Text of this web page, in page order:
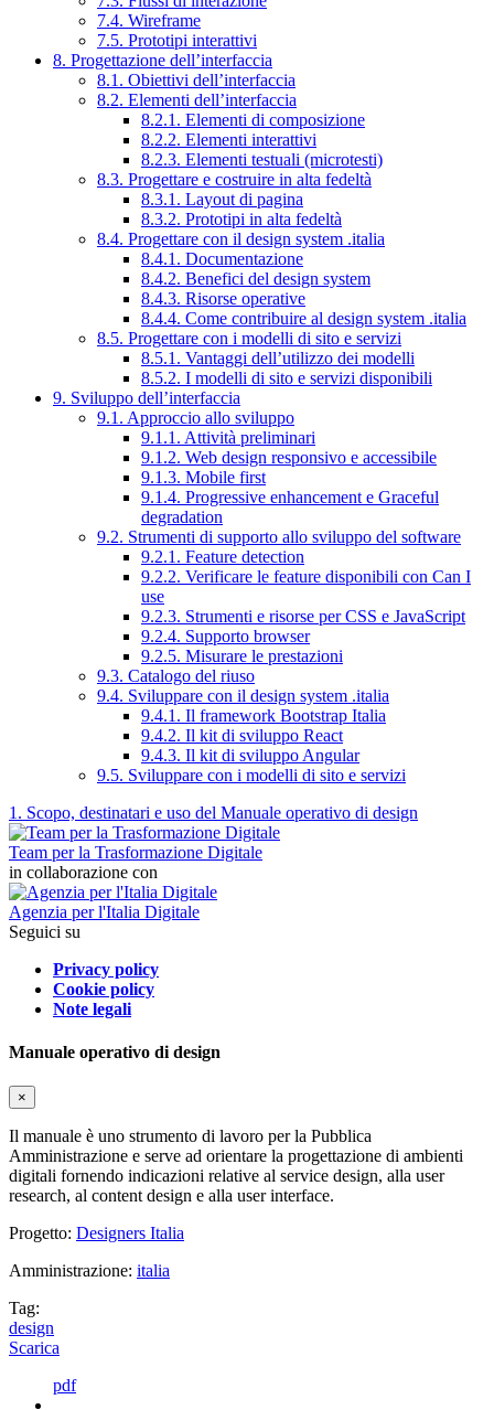
7.4. Wireframe
7.5. Prototipi interattivi
8. Progettazione dell’interfaccia
8.1. Obiettivi dell’interfaccia
8.2. Elementi dell’interfaccia
8.2.1. Elementi di composizione
8.2.2. Elementi interattivi
8.2.3. Elementi testuali (microtesti)
8.3. Progettare e costruire in alta fedeltà
8.3.1. Layout di pagina
8.3.2. Prototipi in alta fedeltà
8.4. Progettare con il design system .italia
8.4.1. Documentazione
8.4.2. Benefici del design system
8.4.3. Risorse operative
8.4.4. Come contribuire al design system .italia
8.5. Progettare con i modelli di sito e servizi
8.5.1. Vantaggi dell’utilizzo dei modelli
8.5.2. I modelli di sito e servizi disponibili
9. Sviluppo dell’interfaccia
9.1. Approccio allo sviluppo
9.1.1. Attività preliminari
9.1.2. Web design responsivo e accessibile
9.1.3. Mobile first
9.1.4. Progressive enhancement e Graceful
degradation
9.2. Strumenti di supporto allo sviluppo del software
9.2.1. Feature detection
9.2.2. Verificare le feature disponibili con Can I
use
9.2.3. Strumenti e risorse per CSS e JavaScript
9.2.4. Supporto browser
9.2.5. Misurare le prestazioni
9.3. Catalogo del riuso
9.4. Sviluppare con il design system .italia
9.4.1. Il framework Bootstrap Italia
9.4.2. Il kit di sviluppo React
9.4.3. Il kit di sviluppo Angular
9.5. Sviluppare con i modelli di sito e servizi
1. Scopo, destinatari e uso del Manuale operativo di design
Team per la Trasformazione Digitale
in collaborazione con
Agenzia per l'Italia Digitale
Seguici su
Privacy policy
Cookie policy
Note legali
Manuale operativo di design
×
Il manuale è uno strumento di lavoro per la Pubblica
Amministrazione e serve ad orientare la progettazione di ambienti
digitali fornendo indicazioni relative al service design, alla user
research, al content design e alla user interface.
Progetto: Designers Italia
Amministrazione: italia
Tag:
design
Scarica
pdf